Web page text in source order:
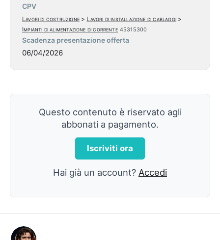
CPV
Lavori di costruzione> Lavori di installazione di cablaggi>
Impianti di alimentazione di corrente 45315300
Scadenza presentazione offerta
06/04/2026
Questo contenuto è riservato agli
abbonati a pagamento.
Iscriviti ora
Hai già un account? Accedi